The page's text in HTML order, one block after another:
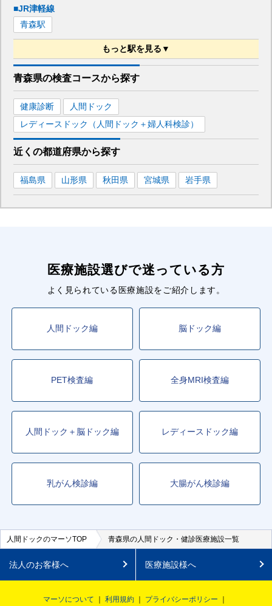
■JR津軽線
青森駅
もっと駅を見る▼
■津軽鉄道線
津軽五所川原駅
■青い森鉄道線
青森駅
■東北新幹線
新青森
■北海道新幹線
青森県の検査コースから探す
健康診断
人間ドック
レディースドック（人間ドック＋婦人科検診）
近くの都道府県から探す
福島県 山形県 秋田県 宮城県 岩手県
医療施設選びで迷っている方
よく見られている医療施設をご紹介します。
人間ドック編 脳ドック編
PET検査編 全身MRI検査編
人間ドック＋脳ドック編 レディースドック編
乳がん検診編 大腸がん検診編
人間ドックのマーソTOP 青森県の人間ドック・健診医療施設一覧
法人のお客様へ 医療施設様へ
マーソについて 利用規約 プライバシーポリシー